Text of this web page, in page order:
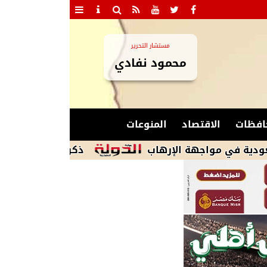
مستشار التحرير
محمود نفادي
الاقتصاد
المنوعات
ذكرى تاريخية.. منتخب مصر يهزم النرويج 5-4 بتألق
الإرهاب